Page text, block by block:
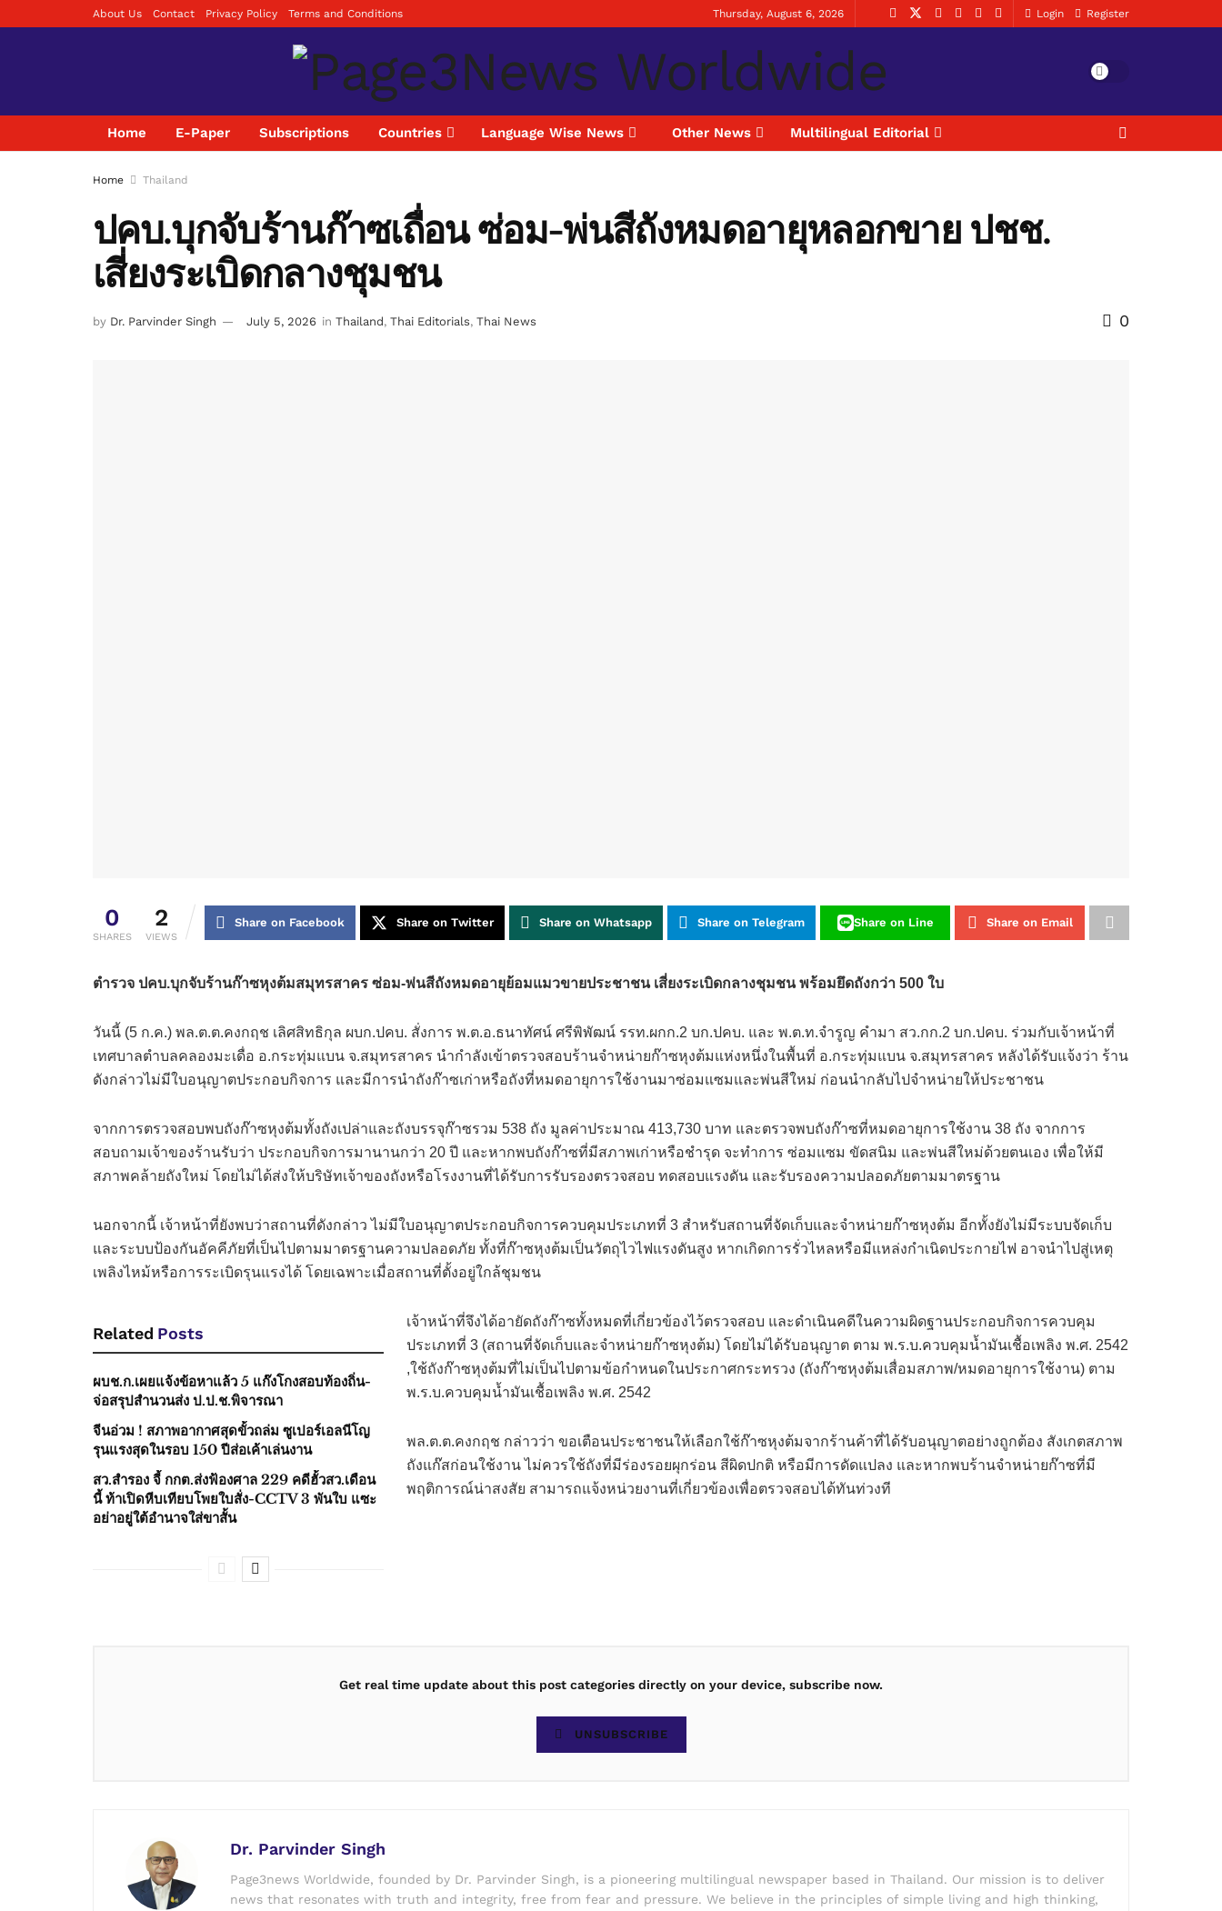
About Us Contact Privacy Policy Terms and Conditions Thursday, August 6, 2026 Login Register
Home E-Paper Subscriptions Countries Language Wise News Other News Multilingual Editorial
Home Thailand
ปคบ.บุกจับร้านก๊าซเถื่อน ซ่อม-พ่นสีถังหมดอายุหลอกขาย ปชช.
เสี่ยงระเบิดกลางชุมชน
by Dr. Parvinder Singh July 5, 2026 in Thailand, Thai Editorials, Thai News 0
0
SHARES
2
VIEWS
Share on Facebook Share on Twitter Share on Whatsapp Share on Telegram Share on Line Share on Email
ตำรวจ ปคบ.บุกจับร้านก๊าซหุงต้มสมุทรสาคร ซ่อม-พ่นสีถังหมดอายุย้อมแมวขายประชาชน เสี่ยงระเบิดกลางชุมชน พร้อมยึดถังกว่า 500 ใบ
วันนี้ (5 ก.ค.) พล.ต.ต.คงกฤช เลิศสิทธิกุล ผบก.ปคบ. สั่งการ พ.ต.อ.ธนาทัศน์ ศรีพิพัฒน์ รรท.ผกก.2 บก.ปคบ​. และ พ.ต.ท.จำรูญ คำมา สว.กก.2 บก.ปคบ. ร่วมกับเจ้าหน้าที่
เทศบาลตำบลคลองมะเดื่อ อ.กระทุ่มแบน จ.สมุทรสาคร นำกำลังเข้าตรวจสอบร้านจำหน่ายก๊าซหุงต้มแห่งหนึ่งในพื้นที่ อ.กระทุ่มแบน จ.สมุทรสาคร หลังได้รับแจ้งว่า ร้าน
ดังกล่าวไม่มีใบอนุญาตประกอบกิจการ และมีการนำถังก๊าซเก่าหรือถังที่หมดอายุการใช้งานมาซ่อมแซมและพ่นสีใหม่ ก่อนนำกลับไปจำหน่ายให้ประชาชน
จากการตรวจสอบพบถังก๊าซหุงต้มทั้งถังเปล่าและถังบรรจุก๊าซรวม 538 ถัง มูลค่าประมาณ 413,730 บาท และตรวจพบถังก๊าซที่หมดอายุการใช้งาน 38 ถัง จากการ
สอบถามเจ้าของร้านรับว่า ประกอบกิจการมานานกว่า 20 ปี และหากพบถังก๊าซที่มีสภาพเก่าหรือชำรุด จะทำการ ซ่อมแซม ขัดสนิม และพ่นสีใหม่ด้วยตนเอง เพื่อให้มี
สภาพคล้ายถังใหม่ โดยไม่ได้ส่งให้บริษัทเจ้าของถังหรือโรงงานที่ได้รับการรับรองตรวจสอบ ทดสอบแรงดัน และรับรองความปลอดภัยตามมาตรฐาน
นอกจากนี้ เจ้าหน้าที่ยังพบว่าสถานที่ดังกล่าว ไม่มีใบอนุญาตประกอบกิจการควบคุมประเภทที่ 3 สำหรับสถานที่จัดเก็บและจำหน่ายก๊าซหุงต้ม อีกทั้งยังไม่มีระบบจัดเก็บ
และระบบป้องกันอัคคีภัยที่เป็นไปตามมาตรฐานความปลอดภัย ทั้งที่ก๊าซหุงต้มเป็นวัตถุไวไฟแรงดันสูง หากเกิดการรั่วไหลหรือมีแหล่งกำเนิดประกายไฟ อาจนำไปสู่เหตุ
เพลิงไหม้หรือการระเบิดรุนแรงได้ โดยเฉพาะเมื่อสถานที่ตั้งอยู่ใกล้ชุมชน
Related Posts
ผบช.ก.เผยแจ้งข้อหาแล้ว 5 แก๊งโกงสอบท้องถิ่น-
จ่อสรุปสำนวนส่ง ป.ป.ช.พิจารณา
จีนอ่วม ! สภาพอากาศสุดขั้วถล่ม ซูเปอร์เอลนีโญ
รุนแรงสุดในรอบ 150 ปีส่อเค้าเล่นงาน
สว.สำรอง จี้ กกต.ส่งฟ้องศาล 229 คดีฮั้วสว.เดือน
นี้ ท้าเปิดหีบเทียบโพยใบสั่ง-CCTV 3 พันใบ แซะ
อย่าอยู่ใต้อำนาจใส่ขาสั้น
เจ้าหน้าที่จึงได้อายัดถังก๊าซทั้งหมดที่เกี่ยวข้องไว้ตรวจสอบ และดำเนินคดีในความผิดฐานประกอบกิจการควบคุม
ประเภทที่ 3 (สถานที่จัดเก็บและจำหน่ายก๊าซหุงต้ม) โดยไม่ได้รับอนุญาต ตาม พ.ร.บ.ควบคุมน้ำมันเชื้อเพลิง พ.ศ. 2542
,ใช้ถังก๊าซหุงต้มที่ไม่เป็นไปตามข้อกำหนดในประกาศกระทรวง (ถังก๊าซหุงต้มเสื่อมสภาพ/หมดอายุการใช้งาน) ตาม
พ.ร.บ.ควบคุมน้ำมันเชื้อเพลิง พ.ศ. 2542
พล.ต.ต.คงกฤช กล่าวว่า ขอเตือนประชาชนให้เลือกใช้ก๊าซหุงต้มจากร้านค้าที่ได้รับอนุญาตอย่างถูกต้อง สังเกตสภาพ
ถังแก๊สก่อนใช้งาน ไม่ควรใช้ถังที่มีร่องรอยผุกร่อน สีผิดปกติ หรือมีการดัดแปลง และหากพบร้านจำหน่ายก๊าซที่มี
พฤติการณ์น่าสงสัย สามารถแจ้งหน่วยงานที่เกี่ยวข้องเพื่อตรวจสอบได้ทันท่วงที
Get real time update about this post categories directly on your device, subscribe now.
UNSUBSCRIBE
Dr. Parvinder Singh
Page3news Worldwide, founded by Dr. Parvinder Singh, is a pioneering multilingual newspaper based in Thailand. Our mission is to deliver
news that resonates with truth and integrity, free from fear and pressure. We believe in the principles of simple living and high thinking,